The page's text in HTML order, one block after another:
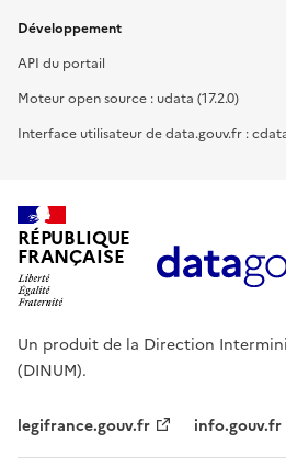
Développement
API du portail
Moteur open source : udata (17.2.0)
Interface utilisateur de data.gouv.fr :
RÉPUBLIQUE
FRANÇAISE
Un produit de la Direction
(DINUM).
legifrance.gouv.fr info.gouv.fr